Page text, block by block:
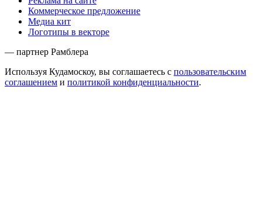
Коммерческое предложение
Медиа кит
Логотипы в векторе
— партнер Рамблера
Используя Кудамоскоу, вы соглашаетесь с пользовательским
соглашением и политикой конфиденциальности.